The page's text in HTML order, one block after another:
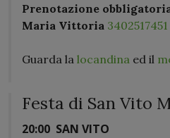
Prenotazione
Maria Vittoria 3402517451
Guarda la locandina ed il
Festa di San Vito
20:00 SAN VITO